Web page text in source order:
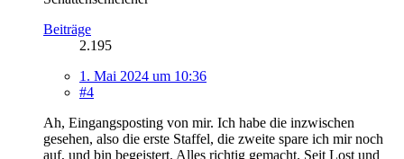
Beiträge
2.195
1. Mai 2024 um 10:36
#4
Ah, Eingangsposting von mir. Ich habe die inzwischen
gesehen, also die erste Staffel, die zweite spare ich mir noch
auf, und bin begeistert. Alles richtig gemacht. Seit Lost und